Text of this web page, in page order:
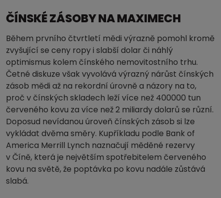
ČÍNSKÉ ZÁSOBY NA MAXIMECH
Během prvního čtvrtletí mědi výrazně pomohl kromě
zvyšující se ceny ropy i slabší dolar či náhlý
optimismus kolem čínského nemovitostního trhu.
Četné diskuze však vyvolává výrazný nárůst čínských
zásob mědi až na rekordní úrovně a názory na to,
proč v čínských skladech leží více než 400000 tun
červeného kovu za více než 2 miliardy dolarů se různí.
Doposud nevídanou úroveň čínských zásob si lze
vykládat dvěma směry. Kupříkladu podle Bank of
America Merrill Lynch naznačují měděné rezervy
v Číně, která je největším spotřebitelem červeného
kovu na světě, že poptávka po kovu nadále zůstává
slabá.